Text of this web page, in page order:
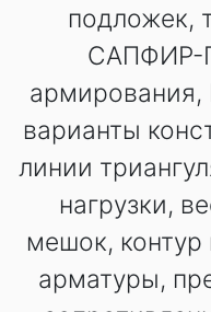
подложек,
САПФИР-
армирования,
варианты
линии
нагрузки,
мешок, контур
арматуры,